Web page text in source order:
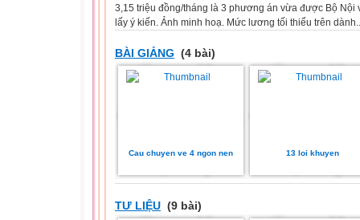
3,15 triệu đồng/tháng là 3 phương án vừa được Bộ Nội
lấy ý kiến. Ảnh minh hoạ. Mức lương tối thiểu trên
BÀI GIẢNG (4 bài)
Cau chuyen ve 4 ngon nen 13 loi khuyen
TƯ LIỆU (9 bài)